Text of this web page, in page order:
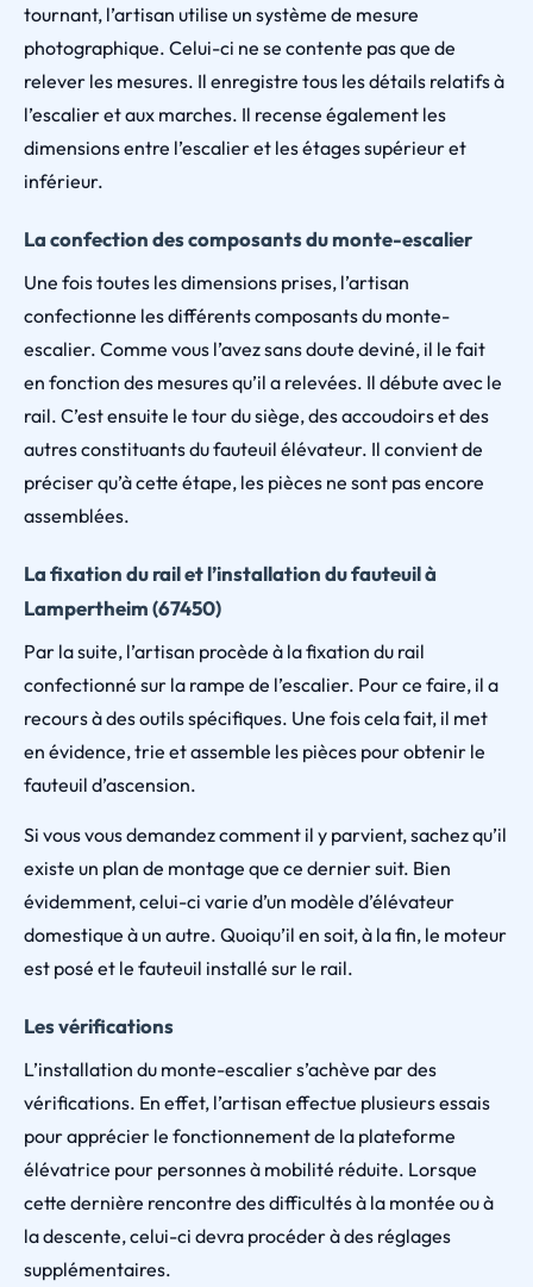
tournant, l’artisan utilise un système de mesure
photographique. Celui-ci ne se contente pas que de
relever les mesures. Il enregistre tous les détails relatifs à
l’escalier et aux marches. Il recense également les
dimensions entre l’escalier et les étages supérieur et
inférieur.
La confection des composants du monte-escalier
Une fois toutes les dimensions prises, l’artisan
confectionne les différents composants du monte-
escalier. Comme vous l’avez sans doute deviné, il le fait
en fonction des mesures qu’il a relevées. Il débute avec le
rail. C’est ensuite le tour du siège, des accoudoirs et des
autres constituants du fauteuil élévateur. Il convient de
préciser qu’à cette étape, les pièces ne sont pas encore
assemblées.
La fixation du rail et l’installation du fauteuil à
Lampertheim (67450)
Par la suite, l’artisan procède à la fixation du rail
confectionné sur la rampe de l’escalier. Pour ce faire, il a
recours à des outils spécifiques. Une fois cela fait, il met
en évidence, trie et assemble les pièces pour obtenir le
fauteuil d’ascension.
Si vous vous demandez comment il y parvient, sachez qu’il
existe un plan de montage que ce dernier suit. Bien
évidemment, celui-ci varie d’un modèle d’élévateur
domestique à un autre. Quoiqu’il en soit, à la fin, le moteur
est posé et le fauteuil installé sur le rail.
Les vérifications
L’installation du monte-escalier s’achève par des
vérifications. En effet, l’artisan effectue plusieurs essais
pour apprécier le fonctionnement de la plateforme
élévatrice pour personnes à mobilité réduite. Lorsque
cette dernière rencontre des difficultés à la montée ou à
la descente, celui-ci devra procéder à des réglages
supplémentaires.